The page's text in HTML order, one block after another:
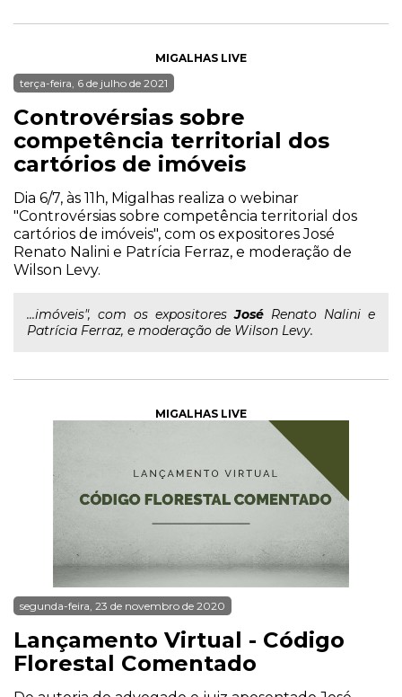
MIGALHAS LIVE
terça-feira, 6 de julho de 2021
Controvérsias sobre
competência territorial dos
cartórios de imóveis
Dia 6/7, às 11h, Migalhas realiza o webinar
"Controvérsias sobre competência territorial dos
cartórios de imóveis", com os expositores José
Renato Nalini e Patrícia Ferraz, e moderação de
Wilson Levy.
...imóveis", com os expositoresJosé Renato Nalini e
Patrícia Ferraz, e moderação de Wilson Levy.
MIGALHAS LIVE
segunda-feira, 23 de novembro de 2020
Lançamento Virtual - Código
Florestal Comentado